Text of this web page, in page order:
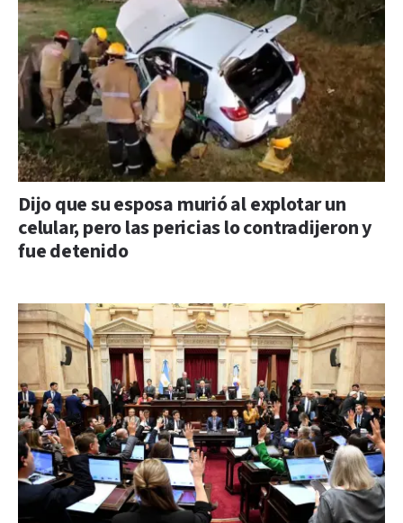
Dijo que su esposa murió al explotar un
celular, pero las pericias lo contradijeron y
fue detenido